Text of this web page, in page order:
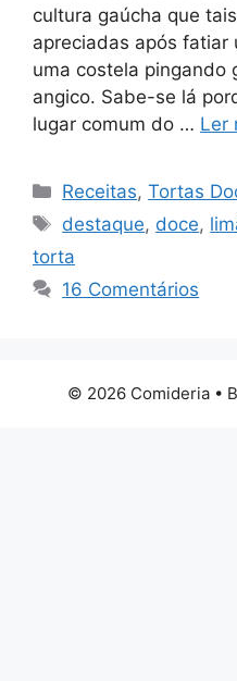
cultura gaúcha que
apreciadas após fatiar
uma costela pingando
angico. Sabe-se lá
lugar comum do … Ler
Categorias
Receitas,Tortas
Tags
destaque, doce,
torta
16 Comentários
© 2026 Comideria •